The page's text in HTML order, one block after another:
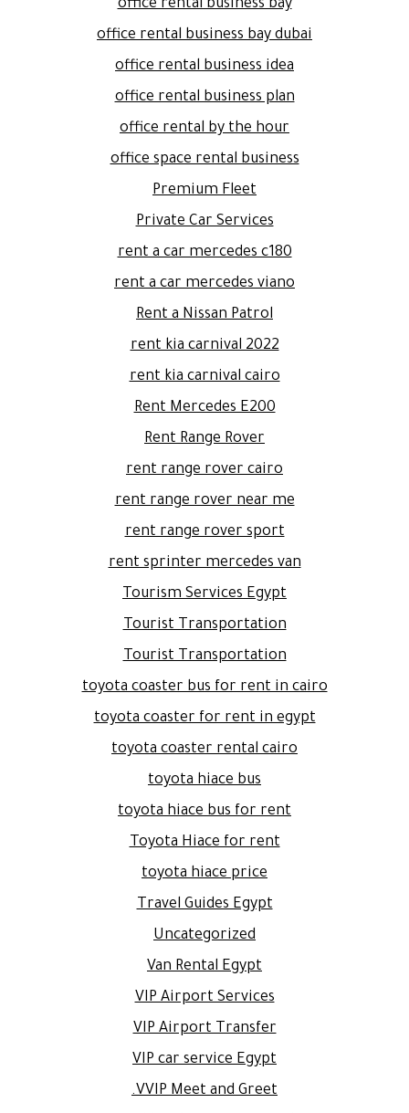
office rental business bay
office rental business bay dubai
office rental business idea
office rental business plan
office rental by the hour
office space rental business
Premium Fleet
Private Car Services
rent a car mercedes c180
rent a car mercedes viano
Rent a Nissan Patrol
rent kia carnival 2022
rent kia carnival cairo
Rent Mercedes E200
Rent Range Rover
rent range rover cairo
rent range rover near me
rent range rover sport
rent sprinter mercedes van
Tourism Services Egypt
Tourist Transportation
Tourist Transportation
toyota coaster bus for rent in cairo
toyota coaster for rent in egypt
toyota coaster rental cairo
toyota hiace bus
toyota hiace bus for rent
Toyota Hiace for rent
toyota hiace price
Travel Guides Egypt
Uncategorized
Van Rental Egypt
VIP Airport Services
VIP Airport Transfer
VIP car service Egypt
VVIP Meet and Greet.